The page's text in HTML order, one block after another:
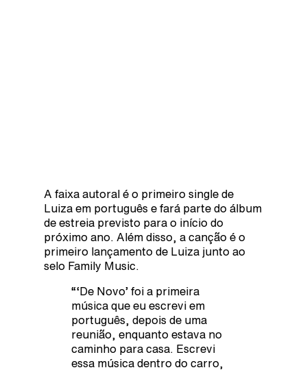
A faixa autoral é o primeiro single de
Luiza em português e fará parte do álbum
de estreia previsto para o início do
próximo ano. Além disso, a canção é o
primeiro lançamento de Luiza junto ao
selo Family Music.
“‘De Novo’ foi a primeira
música que eu escrevi em
português, depois de uma
reunião, enquanto estava no
caminho para casa. Escrevi
essa música dentro do carro,